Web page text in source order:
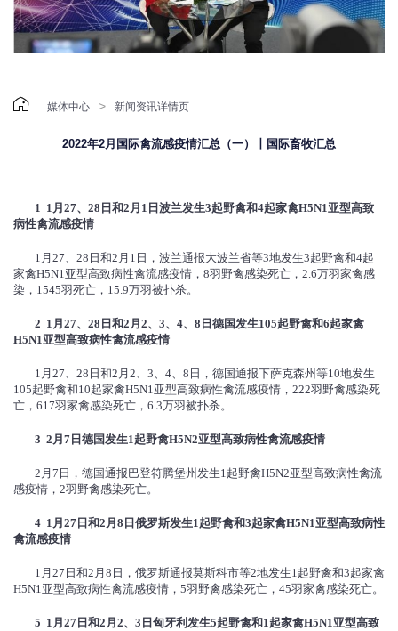
 媒体中心 > 新闻资讯详情页
2022年2月国际禽流感疫情汇总（一）丨国际畜牧汇总
1 1 月 27、 28 日和2 月 1 日波兰发生3起野禽和4起家禽H5N1亚型高致
病性禽流感疫情
1月27、28日和2月1日，波兰通报大波兰省等3地发生3起野禽和4起
家禽H5N1亚型高致病性禽流感疫情，8羽野禽感染死亡，2.6万羽家禽感
染，1545羽死亡，15.9万羽被扑杀。
2 1 月 27、 28 日和2 月 2、 3、 4、 8 日德国发生105起野禽和6起家禽
H5N1亚型高致病性禽流感疫情
1月27、28日和2月2、3、4、8日，德国通报下萨克森州等10地发生
105起野禽和10起家禽H5N1亚型高致病性禽流感疫情，222羽野禽感染死
亡，617羽家禽感染死亡，6.3万羽被扑杀。
3 2 月 7 日德国发生1起野禽H5N2亚型高致病性禽流感疫情
2月7日，德国通报巴登符腾堡州发生1起野禽H5N2亚型高致病性禽流
感疫情，2羽野禽感染死亡。
4 1 月 27 日和2 月 8 日俄罗斯发生1起野禽和3起家禽H5N1亚型高致病性
禽流感疫情
1月27日和2月8日，俄罗斯通报莫斯科市等2地发生1起野禽和3起家禽
H5N1亚型高致病性禽流感疫情，5羽野禽感染死亡，45羽家禽感染死亡。
5 1 月 27 日和2 月 2、 3 日匈牙利发生5起野禽和1起家禽H5N1亚型高致